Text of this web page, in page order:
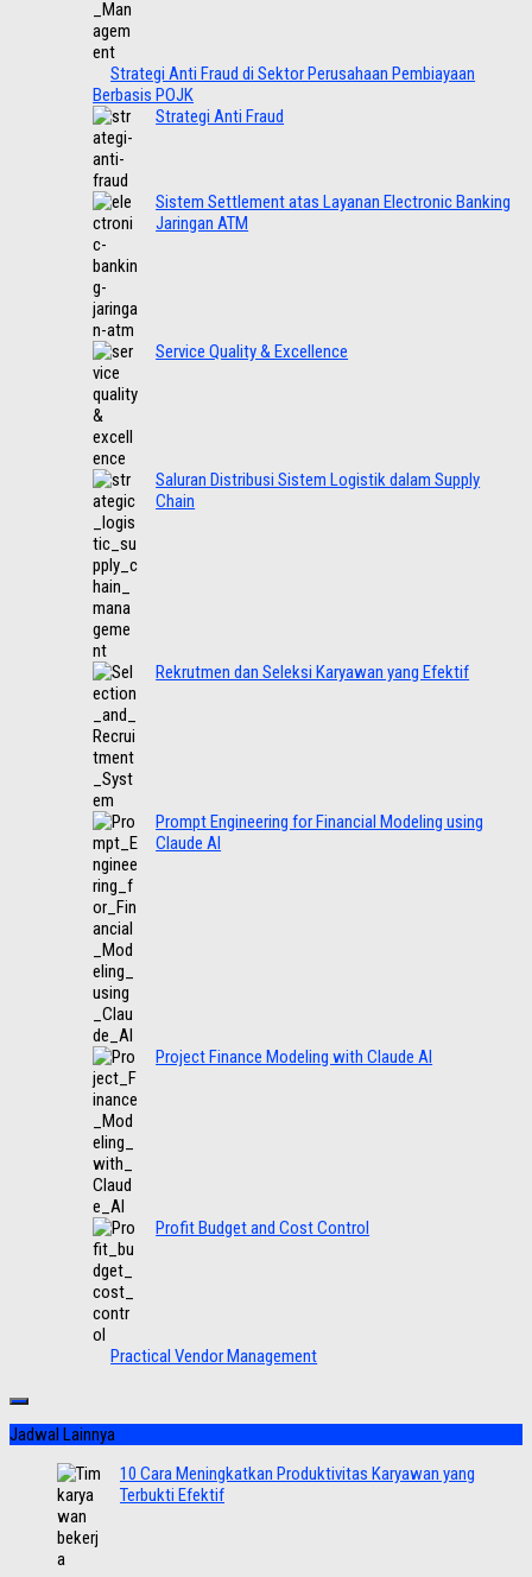
Strategi Anti Fraud di Sektor Perusahaan Pembiayaan
Berbasis POJK
Strategi Anti Fraud
Sistem Settlement atas Layanan Electronic Banking
Jaringan ATM
Service Quality & Excellence
Saluran Distribusi Sistem Logistik dalam Supply
Chain
Rekrutmen dan Seleksi Karyawan yang Efektif
Prompt Engineering for Financial Modeling using
Claude AI
Project Finance Modeling with Claude AI
Profit Budget and Cost Control
Practical Vendor Management
Jadwal Lainnya
10 Cara Meningkatkan Produktivitas Karyawan yang
Terbukti Efektif